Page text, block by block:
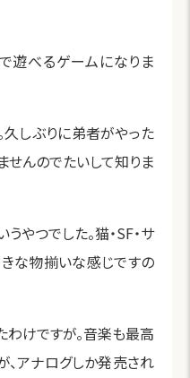
遊べるゲームになりま
久しぶりに弟者がやった
せんのでたいして知りま
やつでした。猫・SF・サ
な物揃いな感じですの
わけですが。音楽も最高
、アナログしか発売され